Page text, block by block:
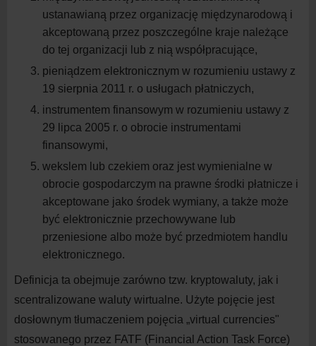
ustanawianą przez organizację międzynarodową i
akceptowaną przez poszczególne kraje należące
do tej organizacji lub z nią współpracujące,
pieniądzem elektronicznym w rozumieniu ustawy z
19 sierpnia 2011 r. o usługach płatniczych,
instrumentem finansowym w rozumieniu ustawy z
29 lipca 2005 r. o obrocie instrumentami
finansowymi,
wekslem lub czekiem oraz jest wymienialne w
obrocie gospodarczym na prawne środki płatnicze i
akceptowane jako środek wymiany, a także może
być elektronicznie przechowywane lub
przeniesione albo może być przedmiotem handlu
elektronicznego.
Definicja ta obejmuje zarówno tzw. kryptowaluty, jak i
scentralizowane waluty wirtualne. Użyte pojęcie jest
dosłownym tłumaczeniem pojęcia „virtual currencies"
stosowanego przez FATF (Financial Action Task Force)